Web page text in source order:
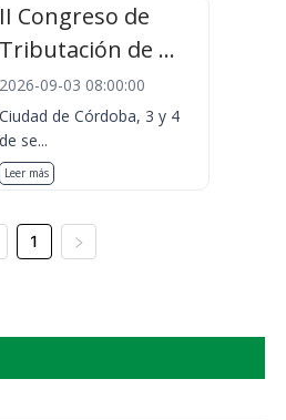
II Congreso de
Tributación de ...
2026-09-03 08:00:00
Ciudad de Córdoba, 3 y 4
de se...
Leer más
1